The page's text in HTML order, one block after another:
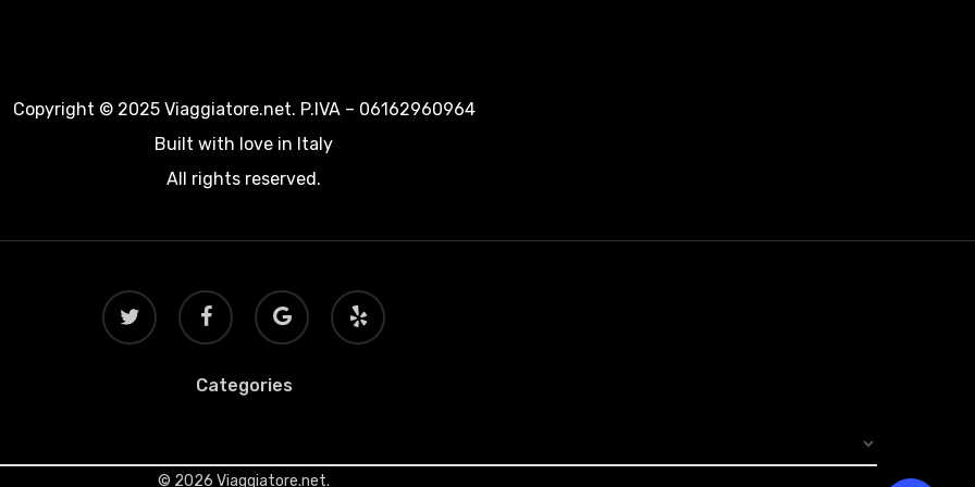
Copyright © 2025 Viaggiatore.net. P.IVA – 06162960964
Built with love in Italy
All rights reserved.
twitter facebook
google-
plus
yelp
Categories
© 2026 Viaggiatore.net.